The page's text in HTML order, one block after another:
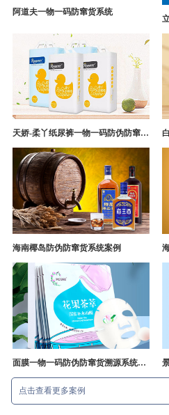
阿道夫一物一码防窜货系统
天娇-柔丫纸尿裤一物一码防伪防窜货追溯系统案例
海南椰岛防伪防窜货系统案例
面膜一物一码防伪防窜货溯源系统开发
点击查看更多案例